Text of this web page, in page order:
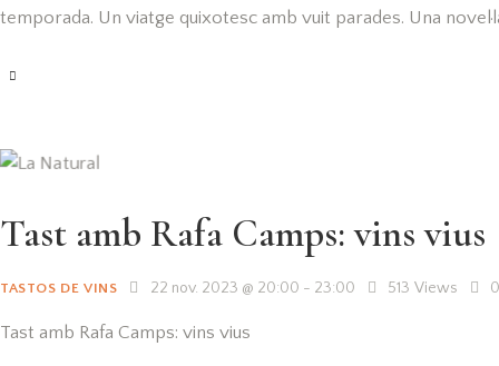
temporada. Un viatge quixotesc amb vuit parades. Una
Tast amb Rafa Camps: vins vius
TASTOS DE VINS 22 nov. 2023 @ 20:00 - 23:00 513 Views
Tast amb Rafa Camps: vins vius